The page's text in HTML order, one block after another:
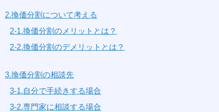
2.換価分割について考える
2-1.換価分割のメリットとは？
2-2.換価分割のデメリットとは？
3.換価分割の相談先
3-1.自分で手続きする場合
3-2.専門家に相談する場合